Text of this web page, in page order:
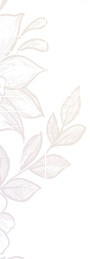
◎大型商品・
10日前〜5日
返金額が変
お電話で頂
可。
※キャンセル
い致します。